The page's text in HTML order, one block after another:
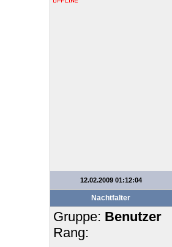
12.02.2009 01:12:04
Nachtfalter
Gruppe: Benutzer
Rang: